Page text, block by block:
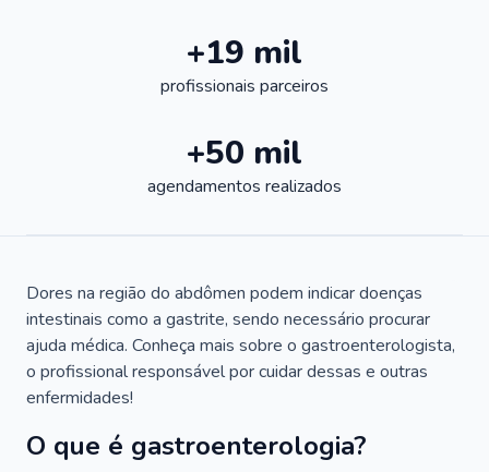
+19 mil
profissionais parceiros
+50 mil
agendamentos realizados
Dores na região do abdômen podem indicar doenças
intestinais como a gastrite, sendo necessário procurar
ajuda médica. Conheça mais sobre o gastroenterologista,
o profissional responsável por cuidar dessas e outras
enfermidades!
O que é gastroenterologia?